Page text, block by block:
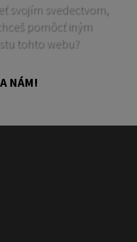
svojím svedectvom,
pomôcť iným
tohto webu?
NÁM!